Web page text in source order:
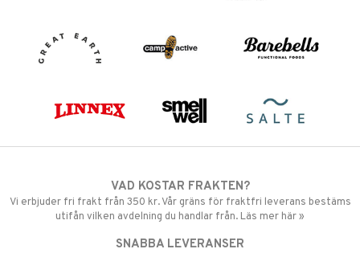
VAD KOSTAR FRAKTEN?
Vi erbjuder fri frakt från 350 kr. Vår gräns för fraktfri leverans bestäms
utifån vilken avdelning du handlar från. Läs mer här »
SNABBA LEVERANSER